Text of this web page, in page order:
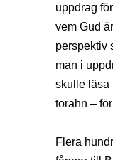
uppdrag
vem Gud
perspektiv
man i
skulle läsa
torahn –
Flera